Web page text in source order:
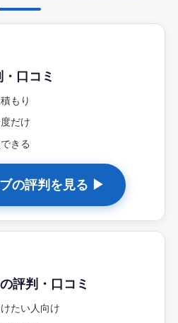
口コミ
もり
だけ
きる
の評判を見る ▶
評判・口コミ
たい人向け